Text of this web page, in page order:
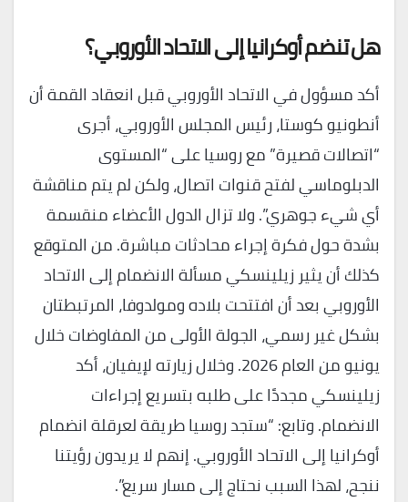
هل تنضم أوكرانيا إلى الاتحاد الأوروبي؟
أكد مسؤول في الاتحاد الأوروبي قبل انعقاد القمة أن
أنطونيو كوستا، رئيس المجلس الأوروبي، أجرى
“اتصالات قصيرة” مع روسيا على “المستوى
الدبلوماسي لفتح قنوات اتصال، ولكن لم يتم مناقشة
أي شيء جوهري”. ولا تزال الدول الأعضاء منقسمة
بشدة حول فكرة إجراء محادثات مباشرة. من المتوقع
كذلك أن يثير زيلينسكي مسألة الانضمام إلى الاتحاد
الأوروبي بعد أن افتتحت بلاده ومولدوفا، المرتبطتان
بشكل غير رسمي، الجولة الأولى من المفاوضات خلال
يونيو من العام 2026. وخلال زيارته لإيفيان، أكد
زيلينسكي مجددًا على طلبه بتسريع إجراءات
الانضمام. وتابع: “ستجد روسيا طريقة لعرقلة انضمام
أوكرانيا إلى الاتحاد الأوروبي. إنهم لا يريدون رؤيتنا
ننجح، لهذا السبب نحتاج إلى مسار سريع”.